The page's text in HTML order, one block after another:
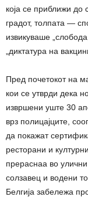
која се приближи
градот, толпата —
извикуваше
„диктатура на
Пред почетокот на
кои се утврди дека
извршени уште 30
врз полицајците,
да покажат
ресторани и
прераснаа во улични
солзавец и водени
Белгија забележа